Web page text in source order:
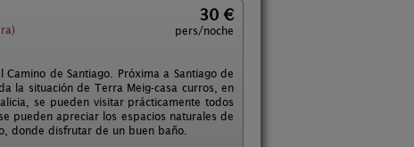
30 €
pers/noche
de Santiago. Próxima a Santiago de
la situación de Terra Meig-casa curros, en
se pueden visitar prácticamente todos
pueden apreciar los espacios naturales de
donde disfrutar de un buen baño.